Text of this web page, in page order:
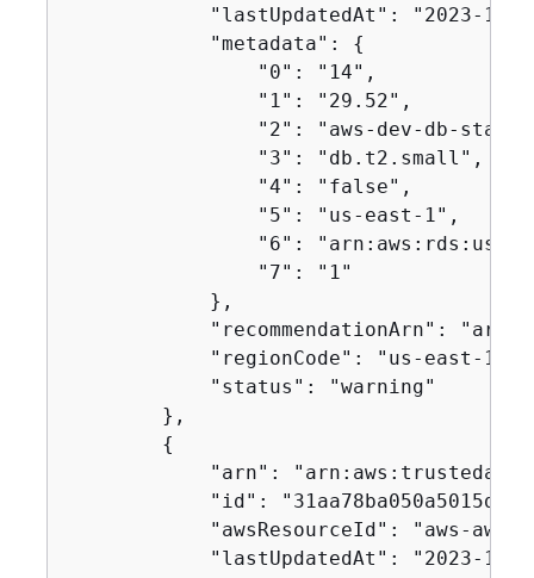
"lastUpdatedAt": "2023-11-
            "metadata":
{
                "0": "14",
                "1": "29.52",
"2": "aws-dev-db-
                "3": "db.t2.small",
                "4": "false",
                "5": "us-east-1",
"6": "arn:aws:rds:us-
                "7": "1"
            },
"recommendationArn":
            "regionCode": "us-east-1",
            "status": "warning"
        },
{
"arn":
"id":
"awsResourceId": "aws-
"lastUpdatedAt": "2023-11-